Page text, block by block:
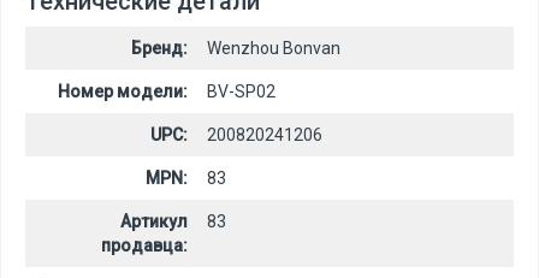
Бренд: Wenzhou Bonvan
Номер модели: BV-SP02
UPC: 200820241206
MPN: 83
Артикул
продавца:
83